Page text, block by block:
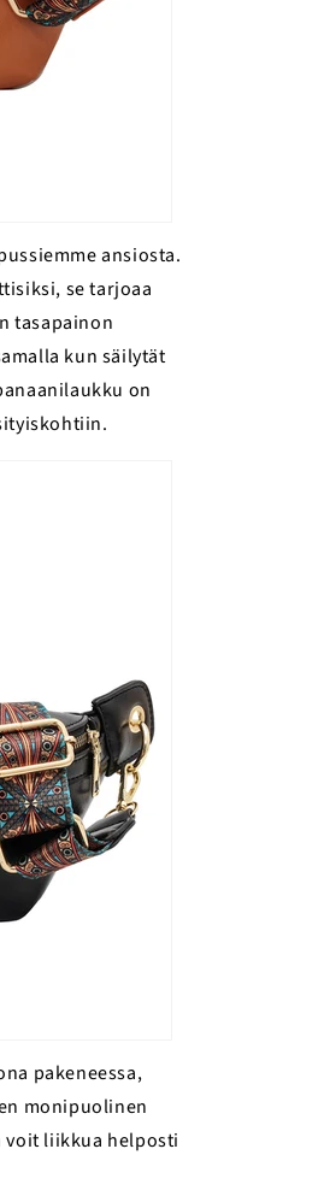
ansiosta.
se tarjoaa
tasapainon
kun säilytät
on
pakeneessa,
monipuolinen
liikkua helposti